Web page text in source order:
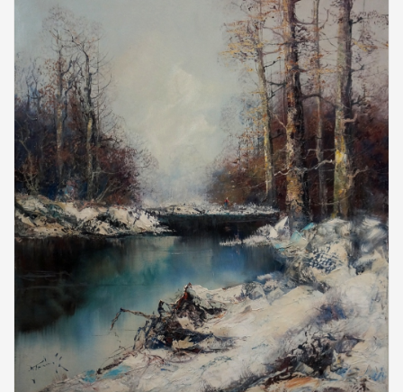
THEMEN
ENTDECKEN